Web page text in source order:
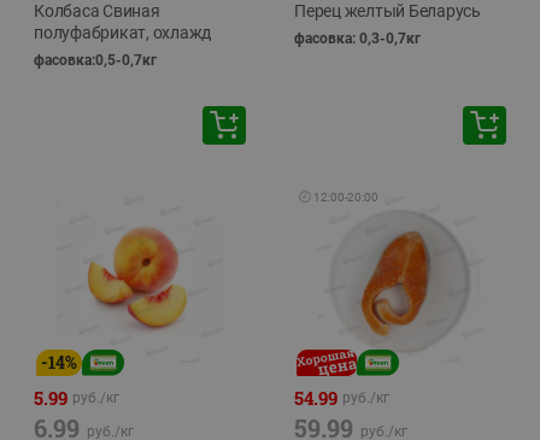
Колбаса Свиная
полуфабрикат, охлажд
фасовка:0,5-0,7кг
Перец желтый Беларусь
фасовка: 0,3-0,7кг
-14%
5.99 руб./кг
6.99 руб./кг
🕘 12:00-20:00
54.99 руб./кг
59.99 руб./кг